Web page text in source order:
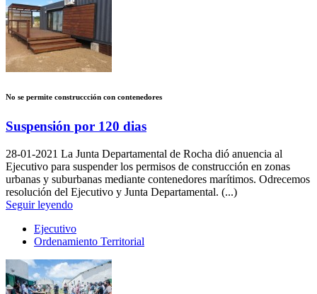
No se permite construccción con contenedores
Suspensión por 120 dias
28-01-2021 La Junta Departamental de Rocha dió anuencia al
Ejecutivo para suspender los permisos de construcción en zonas
urbanas y suburbanas mediante contenedores marítimos. Odrecemos
resolución del Ejecutivo y Junta Departamental. (...)
Seguir leyendo
Ejecutivo
Ordenamiento Territorial